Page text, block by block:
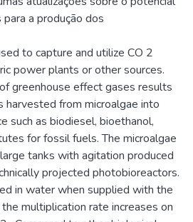
a produção dos
to capture and utilize CO 2
power plants or other sources.
greenhouse effect gases results
harvested from microalgae into
such as biodiesel, bioethanol,
for fossil fuels. The microalgae
tanks with agitation produced
projected photobioreactors.
in water when supplied with the
multiplication rate increases on